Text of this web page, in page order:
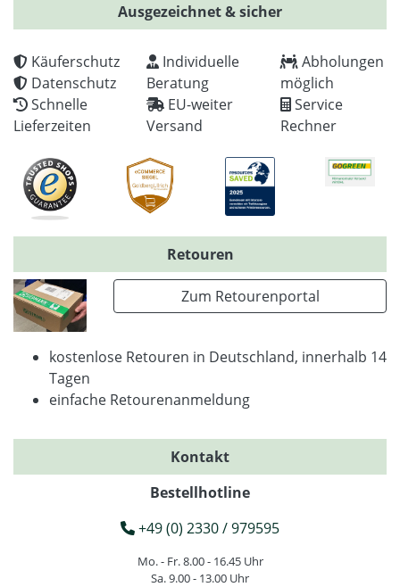
Ausgezeichnet & sicher
Käuferschutz
Datenschutz
Schnelle
Lieferzeiten
Individuelle
Beratung
EU-weiter
Versand
Abholungen
möglich
Service
Rechner
Retouren
Zum Retourenportal
kostenlose Retouren in Deutschland, innerhalb 14
Tagen
einfache Retourenanmeldung
Kontakt
Bestellhotline
+49 (0) 2330 / 979595
Mo. - Fr. 8.00 - 16.45 Uhr
Sa. 9.00 - 13.00 Uhr